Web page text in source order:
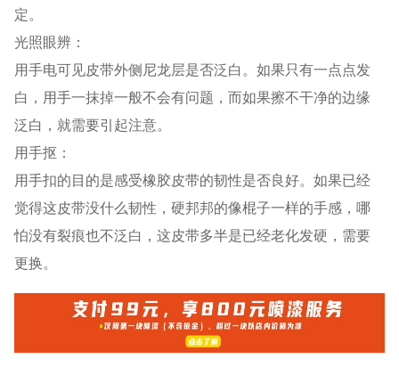
定。
光照眼辨：
用手电可见皮带外侧尼龙层是否泛白。如果只有一点点发
白，用手一抹掉一般不会有问题，而如果擦不干净的边缘
泛白，就需要引起注意。
用手抠：
用手扣的目的是感受橡胶皮带的韧性是否良好。如果已经
觉得这皮带没什么韧性，硬邦邦的像棍子一样的手感，哪
怕没有裂痕也不泛白，这皮带多半是已经老化发硬，需要
更换。